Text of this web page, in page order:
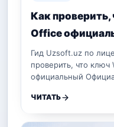
Как
Office
Гид Uzsoft.uz по
проверить, что
официальный
ЧИТАТЬ